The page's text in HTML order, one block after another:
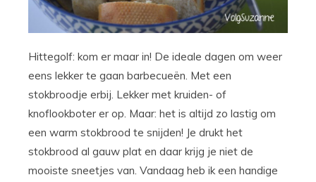
Hittegolf: kom er maar in! De ideale dagen om weer
eens lekker te gaan barbecueën. Met een
stokbroodje erbij. Lekker met kruiden- of
knoflookboter er op. Maar: het is altijd zo lastig om
een warm stokbrood te snijden! Je drukt het
stokbrood al gauw plat en daar krijg je niet de
mooiste sneetjes van. Vandaag heb ik een handige